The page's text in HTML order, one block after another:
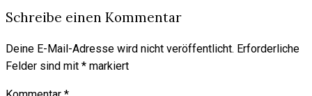
Schreibe einen Kommentar
Deine E-Mail-Adresse wird nicht veröffentlicht. Erforderliche
Felder sind mit * markiert